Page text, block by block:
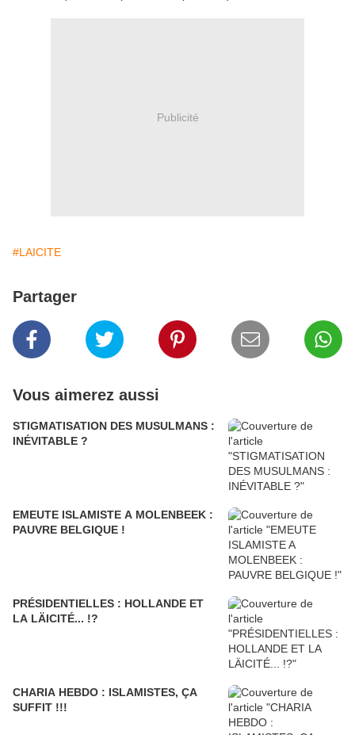
Publicité
#LAICITE
Partager
Vous aimerez aussi
STIGMATISATION DES MUSULMANS :
INÉVITABLE ?
EMEUTE ISLAMISTE A MOLENBEEK :
PAUVRE BELGIQUE !
PRÉSIDENTIELLES : HOLLANDE ET
LA LÄICITÉ... !?
CHARIA HEBDO : ISLAMISTES, ÇA
SUFFIT !!!